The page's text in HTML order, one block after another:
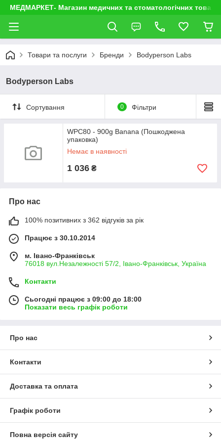
МЕДМАРКЕТ- Магазин медичних та стоматологічних
Товари та послуги Бренди Bodyperson Labs
Bodyperson Labs
Сортування 0 Фільтри
WPC80 - 900g Banana (Пошкоджена
упаковка)
Немає в наявності
1 036 ₴
Про нас
100% позитивних з 362 відгуків за рік
Працює з 30.10.2014
м. Івано-Франківськ
76018 вул.Незалежності 57/2, Івано-Франківськ, Україна
Контакти
Сьогодні працює з 09:00 до 18:00
Показати весь графік роботи
Про нас
Контакти
Доставка та оплата
Графік роботи
Повна версія сайту